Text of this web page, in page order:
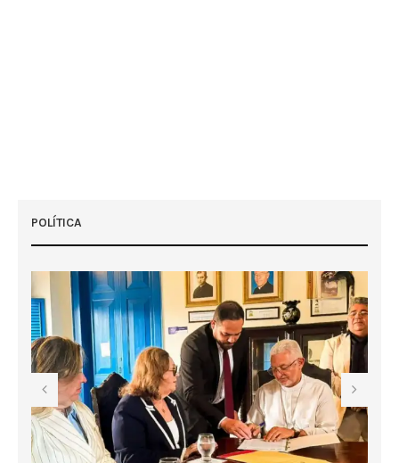
POLÍTICA